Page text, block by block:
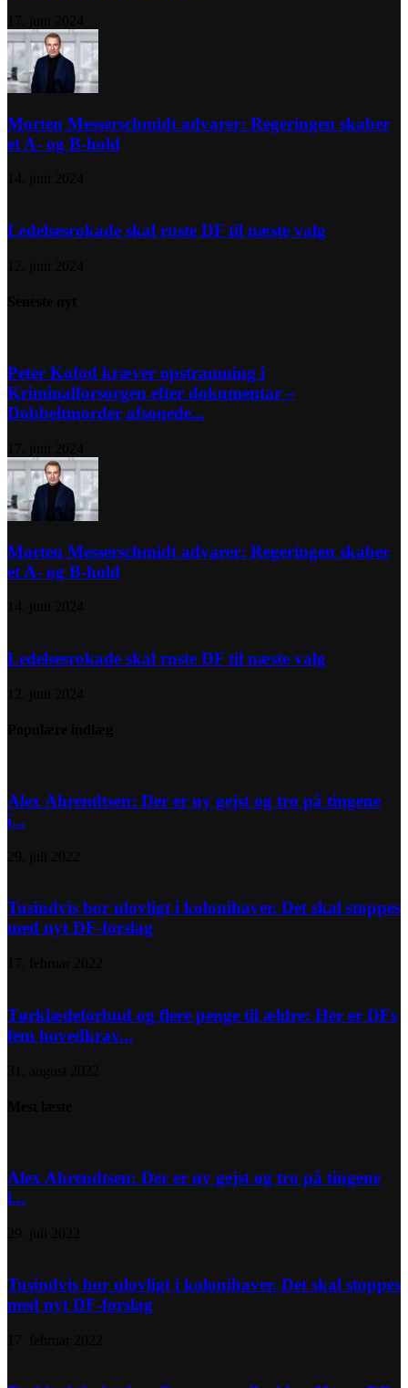
Morten Messerschmidt advarer: Regeringen skaber
et A- og B-hold
Ledelsesrokade skal ruste DF til næste valg
Peter Kofod kræver opstramning i
Kriminalforsorgen efter dokumentar –
Dobbeltmorder afsonede...
Morten Messerschmidt advarer: Regeringen skaber
et A- og B-hold
Ledelsesrokade skal ruste DF til næste valg
Alex Ahrendtsen: Der er ny gejst og tro på tingene
i...
Tusindvis bor ulovligt i kolonihaver. Det skal stoppes
med nyt DF-forslag
Tørklædeforbud og flere penge til ældre: Her er DFs
fem hovedkrav...
Alex Ahrendtsen: Der er ny gejst og tro på tingene
i...
Tusindvis bor ulovligt i kolonihaver. Det skal stoppes
med nyt DF-forslag